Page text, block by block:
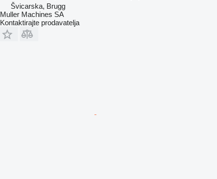
Švicarska, Brugg
Muller Machines SA
Kontaktirajte prodavatelja